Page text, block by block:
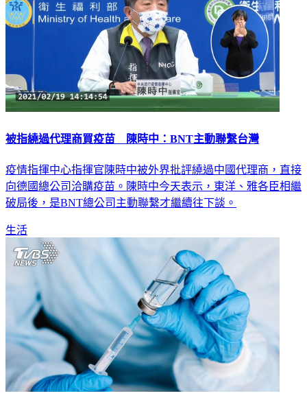
被指繞過代理商買疫苗 陳時中：BNT主動聯繫台灣
疫情指揮中心指揮官陳時中被外界批評繞過中國代理商，直接
向德國總公司洽購疫苗。陳時中今天表示，東洋、雅各臣相繼
破局後，是BNT總公司主動聯繫才繼續往下談。
生活